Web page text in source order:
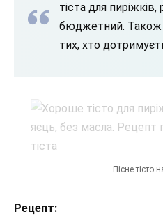
тіста для
бюджетний. Також
тих, хто
Пісне тісто
Рецепт: